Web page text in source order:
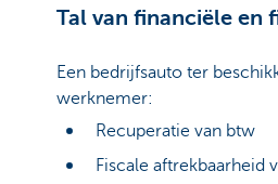
Tal van financiële en
Een bedrijfsauto ter
werknemer:
Recuperatie van btw
Fiscale aftrekbaarheid